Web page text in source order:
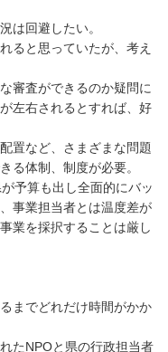
は回避したい。
ると思っていたが、考え
審査ができるのか疑問に
左右されるとすれば、好
置など、さまざまな問題
る体制、制度が必要。
予算も出し全面的にバッ
事業担当者とは温度差が
業を採択することは厳し
までどれだけ時間がかか
たNPOと県の行政担当者